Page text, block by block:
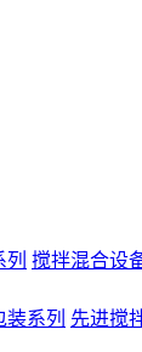
搅拌混合设
系列 先进搅